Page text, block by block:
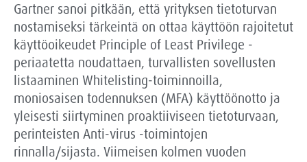
Gartner sanoi pitkään, että yrityksen tietoturvan
nostamiseksi tärkeintä on ottaa käyttöön rajoitetut
käyttöoikeudet Principle of Least Privilege -
periaatetta noudattaen, turvallisten sovellusten
listaaminen Whitelisting-toiminnoilla,
moniosaisen todennuksen (MFA) käyttöönotto ja
yleisesti siirtyminen proaktiiviseen tietoturvaan,
perinteisten Anti-virus -toimintojen
rinnalla/sijasta. Viimeisen kolmen vuoden